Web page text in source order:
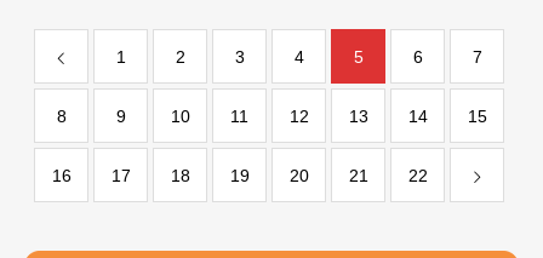
1 2 3 4 5 6 7
8 9 10 11 12 13 14 15
16 17 18 19 20 21 22